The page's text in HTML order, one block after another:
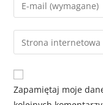
Zapamiętaj moje